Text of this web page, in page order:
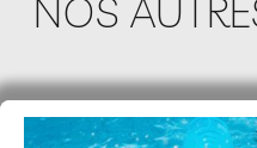
NOS